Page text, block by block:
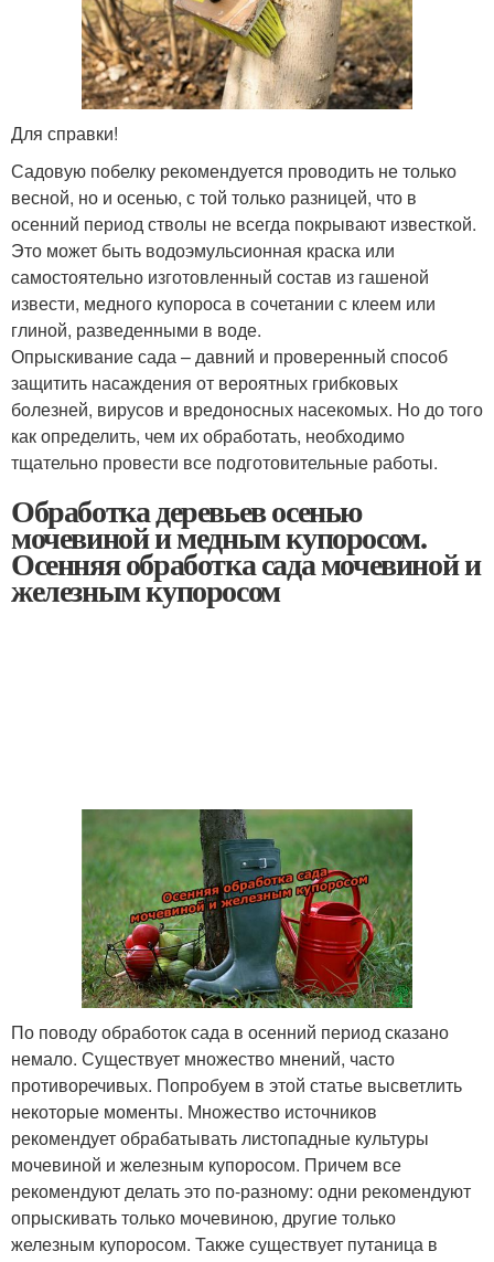
Для справки!
Садовую побелку рекомендуется проводить не только
весной, но и осенью, с той только разницей, что в
осенний период стволы не всегда покрывают известкой.
Это может быть водоэмульсионная краска или
самостоятельно изготовленный состав из гашеной
извести, медного купороса в сочетании с клеем или
глиной, разведенными в воде.
Опрыскивание сада – давний и проверенный способ
защитить насаждения от вероятных грибковых
болезней, вирусов и вредоносных насекомых. Но до того
как определить, чем их обработать, необходимо
тщательно провести все подготовительные работы.
Обработка деревьев осенью
мочевиной и медным купоросом.
Осенняя обработка сада мочевиной и
железным купоросом
По поводу обработок сада в осенний период сказано
немало. Существует множество мнений, часто
противоречивых. Попробуем в этой статье высветлить
некоторые моменты. Множество источников
рекомендует обрабатывать листопадные культуры
мочевиной и железным купоросом. Причем все
рекомендуют делать это по-разному: одни рекомендуют
опрыскивать только мочевиною, другие только
железным купоросом. Также существует путаница в